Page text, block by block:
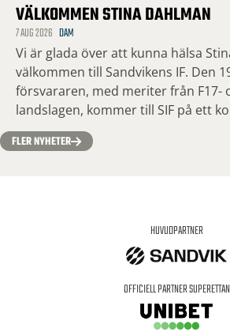
VÄLKOMMEN STINA DAHLMAN
7 AUG 2026 DAM
Vi är glada över att kunna hälsa
välkommen till Sandvikens IF. Den
försvararen, med meriter från F17-
landslagen, kommer till SIF på ett
FLER NYHETER
HUVUDPARTNER
OFFICIELL PARTNER SUPERETTAN